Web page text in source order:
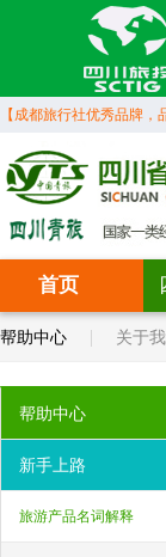
【成都旅行社优秀品牌，
首页
帮助中心 关于
帮助中心
新手上路
旅游产品名词解释